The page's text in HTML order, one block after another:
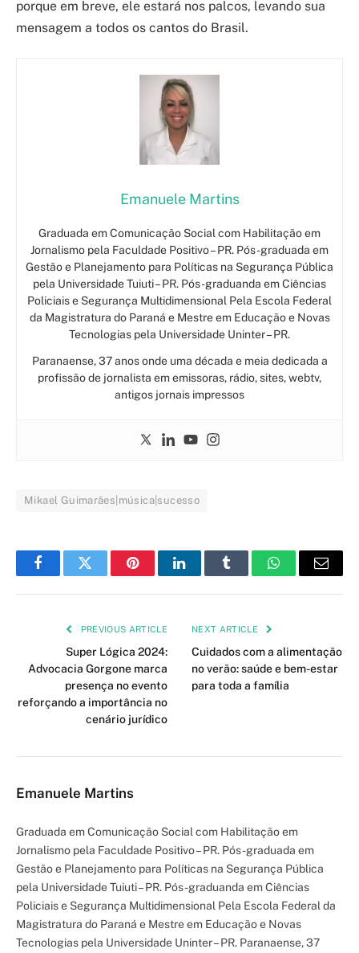
porque em breve, ele estará nos palcos, levando sua
mensagem a todos os cantos do Brasil.
Emanuele Martins
Graduada em Comunicação Social com Habilitação em
Jornalismo pela Faculdade Positivo – PR. Pós-graduada em
Gestão e Planejamento para Políticas na Segurança Pública
pela Universidade Tuiuti – PR. Pós-graduanda em Ciências
Policiais e Segurança Multidimensional Pela Escola Federal
da Magistratura do Paraná e Mestre em Educação e Novas
Tecnologias pela Universidade Uninter – PR.
Paranaense, 37 anos onde uma década e meia dedicada a
profissão de jornalista em emissoras, rádio, sites, webtv,
antigos jornais impressos
Mikael Guimarães|música|sucesso
FacebookTwitter PinterestLinkedInTumblr WhatsAppEmail
PREVIOUS ARTICLE
Super Lógica 2024:
Advocacia Gorgone marca
presença no evento
reforçando a importância no
cenário jurídico
NEXT ARTICLE
Cuidados com a alimentação
no verão: saúde e bem-estar
para toda a família
Emanuele Martins
Graduada em Comunicação Social com Habilitação em
Jornalismo pela Faculdade Positivo – PR. Pós-graduada em
Gestão e Planejamento para Políticas na Segurança Pública
pela Universidade Tuiuti – PR. Pós-graduanda em Ciências
Policiais e Segurança Multidimensional Pela Escola Federal da
Magistratura do Paraná e Mestre em Educação e Novas
Tecnologias pela Universidade Uninter – PR. Paranaense, 37